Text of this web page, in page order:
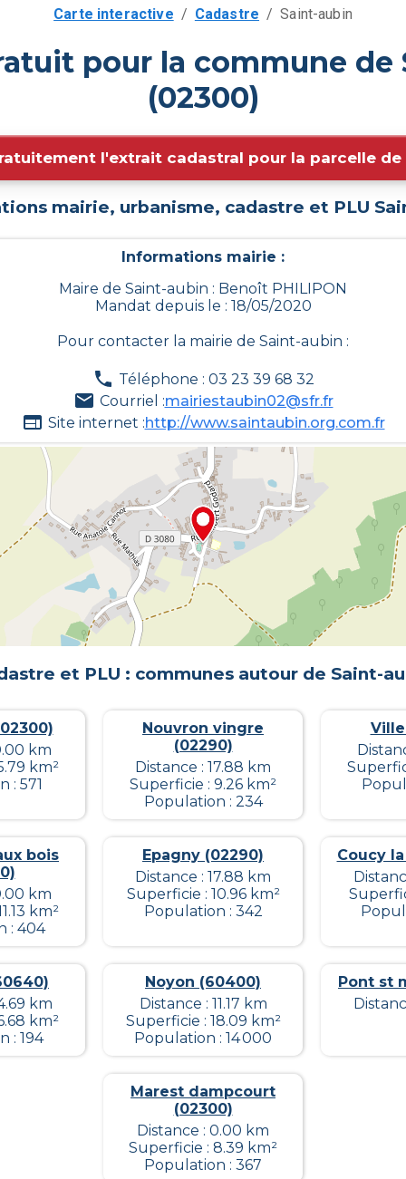
Carte interactive / Cadastre / Saint-aubin
pour la commune de
(02300)
l'extrait cadastral pour la parcelle de
mairie, urbanisme, cadastre et PLU
Informations mairie :
Maire de Saint-aubin : Benoît PHILIPON
Mandat depuis le : 18/05/2020
Pour contacter la mairie de Saint-aubin :
Téléphone : 03 23 39 68 32
Courriel :mairiestaubin02@sfr.fr
Site internet :http://www.saintaubin.org.com.fr
et PLU : communes autour de Saint-
km
km²
: 571
Nouvron vingre
(02290)
Distance : 17.88 km
Superficie : 9.26 km²
Population : 234
bois
km
km²
: 404
Epagny (02290)
Distance : 17.88 km
Superficie : 10.96 km²
Population : 342
Coucy
km
km²
: 194
Noyon (60400)
Distance : 11.17 km
Superficie : 18.09 km²
Population : 14 000
Pont st
Marest dampcourt
(02300)
Distance : 0.00 km
Superficie : 8.39 km²
Population : 367